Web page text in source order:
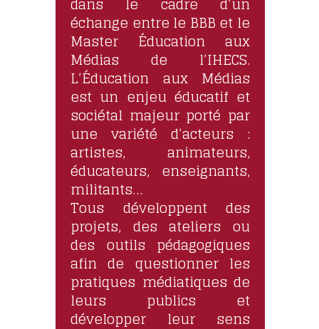
échange entre le BBB et le
Master Éducation aux
Médias de l’IHECS.
L’Éducation aux Médias
est un enjeu éducatif et
sociétal majeur porté par
une variété d’acteurs :
artistes, animateurs,
éducateurs, enseignants,
militants…
Tous développent des
projets, des ateliers ou
des outils pédagogiques
afin de questionner les
pratiques médiatiques de
leurs publics et
développer leur sens